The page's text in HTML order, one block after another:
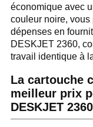
économique avec
couleur noire,
dépenses en
DESKJET 2360,
travail identique à
La cartouche
meilleur prix
DESKJET 2360